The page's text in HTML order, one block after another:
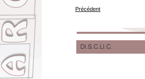
Précédent